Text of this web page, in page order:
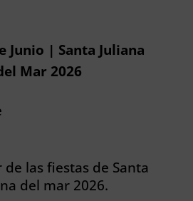
Junio | Santa Juliana
Mar 2026
las fiestas de Santa
del mar 2026.